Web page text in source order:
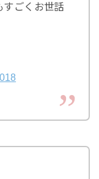
すごくお世話